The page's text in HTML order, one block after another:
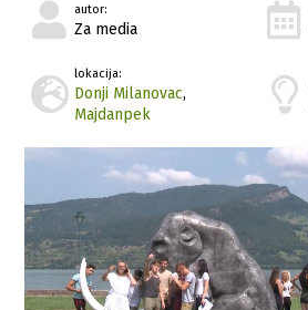
autor:
Za media
lokacija:
Donji Milanovac,
Majdanpek